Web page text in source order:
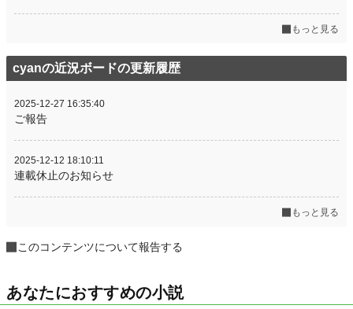
もっと見る
cyanの近況ボードの更新履歴
2025-12-27 16:35:40
ご報告
2025-12-12 18:10:11
連載休止のお知らせ
もっと見る
このコンテンツについて報告する
あなたにおすすめの小説